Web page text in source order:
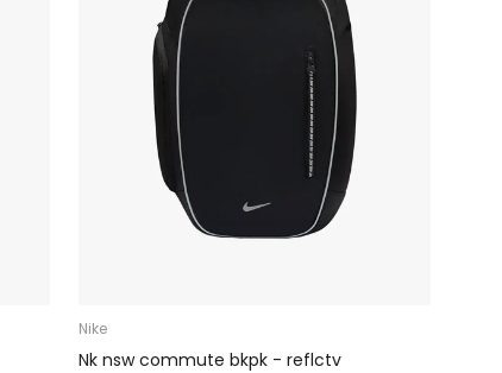
Nike
Nk nsw commute bkpk - reflctv